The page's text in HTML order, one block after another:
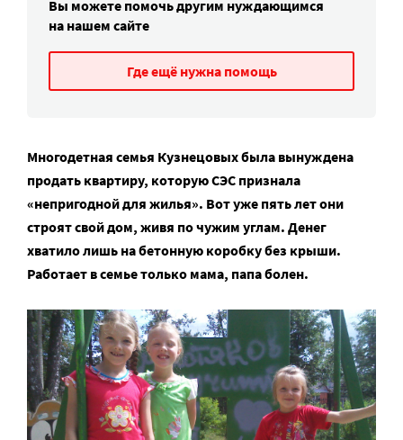
Вы можете помочь другим нуждающимся
на нашем сайте
Где ещё нужна помощь
Многодетная семья Кузнецовых была вынуждена
продать квартиру, которую СЭС признала
«непригодной для жилья». Вот уже пять лет они
строят свой дом, живя по чужим углам. Денег
хватило лишь на бетонную коробку без крыши.
Работает в семье только мама, папа болен.